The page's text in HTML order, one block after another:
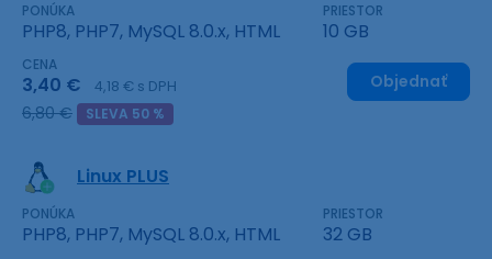
PONÚKA
PHP8, PHP7, MySQL 8.0.x, HTML
PRIESTOR
10 GB
CENA
3,40 € 4,18 € s DPH
6,80 € SLEVA 50 %
Objednať
Linux PLUS
PONÚKA
PHP8, PHP7, MySQL 8.0.x, HTML
PRIESTOR
32 GB